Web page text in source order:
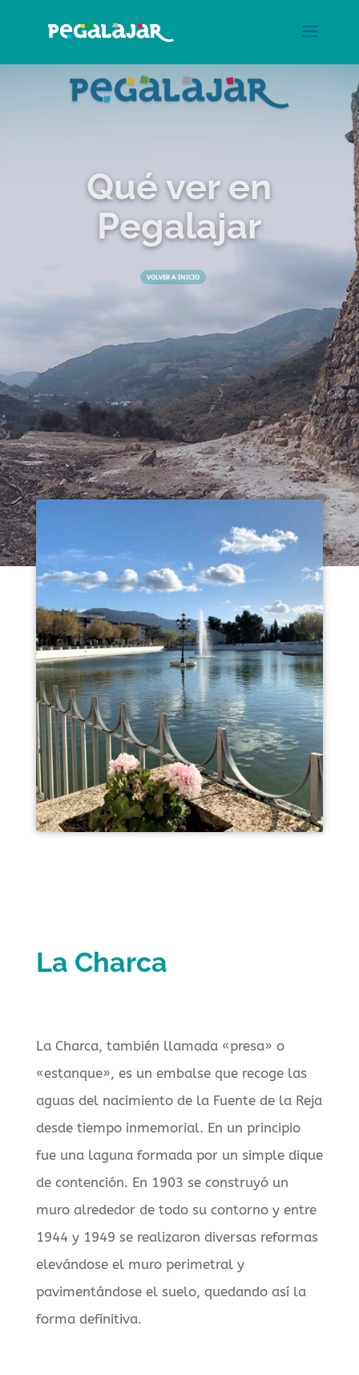
Qué ver en
Pegalajar
VOLVER A INICIO
La Charca
La Charca, también llamada «presa» o
«estanque», es un embalse que recoge las
aguas del nacimiento de la Fuente de la Reja
desde tiempo inmemorial. En un principio
fue una laguna formada por un simple dique
de contención. En 1903 se construyó un
muro alrededor de todo su contorno y entre
1944 y 1949 se realizaron diversas reformas
elevándose el muro perimetral y
pavimentándose el suelo, quedando así la
forma definitiva.